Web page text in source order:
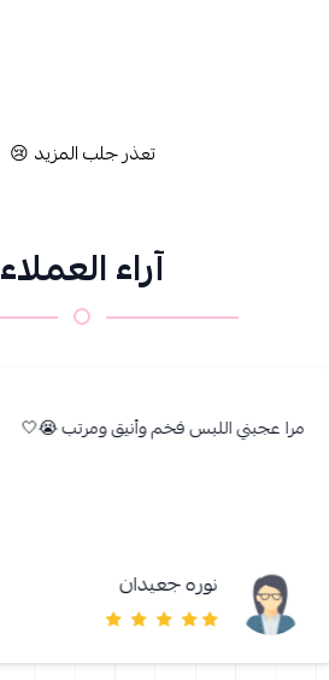
تعذر جلب المزيد 😢
آراء العملاء
مرا عجبني اللبس فخم وأنيق ومرتب 😭🤍
نوره جعيدان